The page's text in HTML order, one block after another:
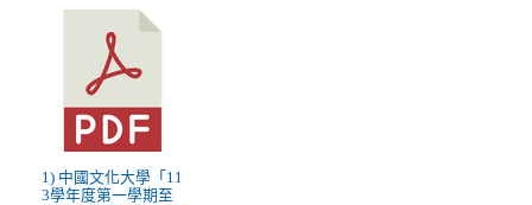
1) 中國文化大學「11
3學年度第一學期至